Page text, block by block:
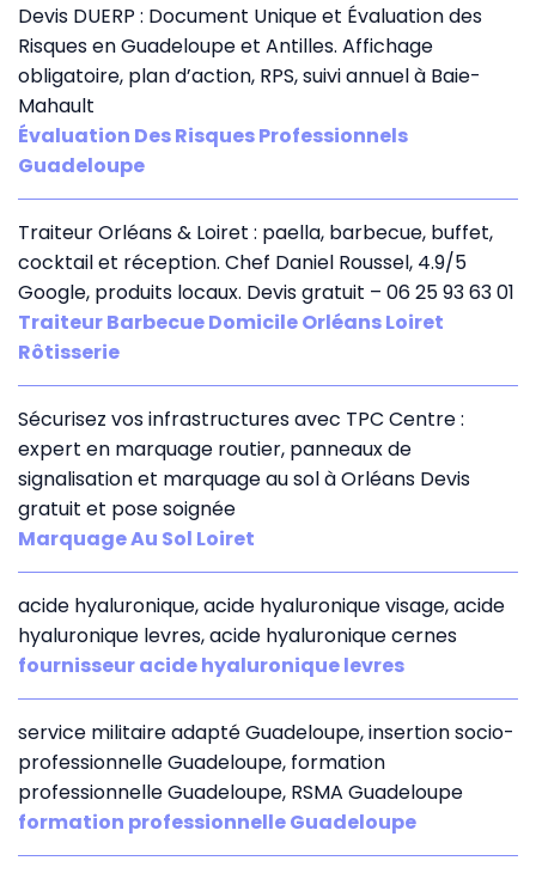
Devis DUERP : Document Unique et Évaluation des
Risques en Guadeloupe et Antilles. Affichage
obligatoire, plan d’action, RPS, suivi annuel à Baie-
Mahault
Évaluation Des Risques Professionnels
Guadeloupe
Traiteur Orléans & Loiret : paella, barbecue, buffet,
cocktail et réception. Chef Daniel Roussel, 4.9/5
Google, produits locaux. Devis gratuit – 06 25 93 63 01
Traiteur Barbecue Domicile Orléans Loiret
Rôtisserie
Sécurisez vos infrastructures avec TPC Centre :
expert en marquage routier, panneaux de
signalisation et marquage au sol à Orléans Devis
gratuit et pose soignée
Marquage Au Sol Loiret
acide hyaluronique, acide hyaluronique visage, acide
hyaluronique levres, acide hyaluronique cernes
fournisseur acide hyaluronique levres
service militaire adapté Guadeloupe, insertion socio-
professionnelle Guadeloupe, formation
professionnelle Guadeloupe, RSMA Guadeloupe
formation professionnelle Guadeloupe